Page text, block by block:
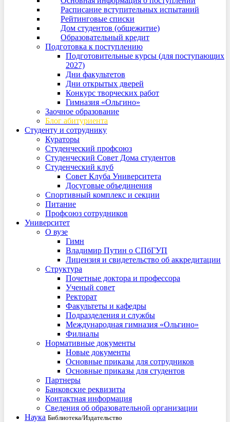
Расписание вступительных испытаний
Рейтинговые списки
Дом студентов (общежитие)
Образовательный кредит
Подготовка к поступлению
Подготовительные курсы (для поступающих
2027)
Дни факультетов
Дни открытых дверей
Конкурс творческих работ
Гимназия «Ольгино»
Заочное образование
Блог абитуриента
Студенту и сотруднику
Кураторы
Студенческий профсоюз
Студенческий Совет Дома студентов
Студенческий клуб
Совет Клуба Университета
Досуговые объединения
Спортивный комплекс и секции
Питание
Профсоюз сотрудников
Университет
О вузе
Гимн
Владимир Путин о СПбГУП
Лицензия и свидетельство об аккредитации
Структура
Почетные доктора и профессора
Ученый совет
Ректорат
Факультеты и кафедры
Подразделения и службы
Международная гимназия «Ольгино»
Филиалы
Нормативные документы
Новые документы
Основные приказы для сотрудников
Основные приказы для студентов
Партнеры
Банковские реквизиты
Контактная информация
Сведения об образовательной организации
Наука Библиотека/Издательство